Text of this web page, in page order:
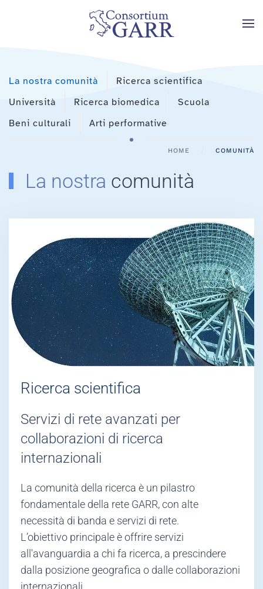
Skip to main content
La nostra comunità
Ricerca scientifica
Università
Ricerca biomedica
Scuola
Beni culturali
Arti performative
HOME COMUNITÀ
La nostra comunità
Ricerca scientifica
Servizi di rete avanzati per
collaborazioni di ricerca
internazionali
La comunità della ricerca è un pilastro
fondamentale della rete GARR, con alte
necessità di banda e servizi di rete.
L’obiettivo principale è offrire servizi
all'avanguardia a chi fa ricerca, a prescindere
dalla posizione geografica o dalle collaborazioni
internazionali.